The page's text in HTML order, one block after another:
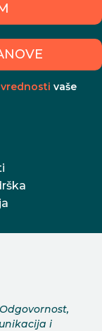
vaše
i